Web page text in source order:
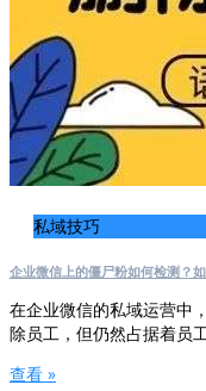
私域技巧
企业微信上的僵尸粉如何检测？
在企业微信的私域运营中
除员工，但仍然占据着员
查看 »